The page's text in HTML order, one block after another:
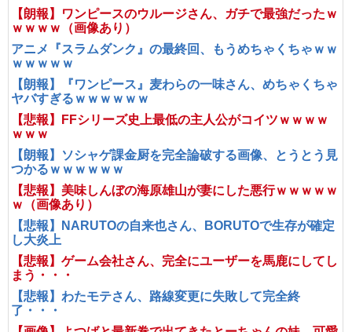
【朗報】ワンピースのウルージさん、ガチで最強だったｗ
ｗｗｗｗ（画像あり）
アニメ『スラムダンク』の最終回、もうめちゃくちゃｗｗ
ｗｗｗｗｗ
【朗報】『ワンピース』麦わらの一味さん、めちゃくちゃ
ヤバすぎるｗｗｗｗｗｗ
【悲報】FFシリーズ史上最低の主人公がコイツｗｗｗｗ
ｗｗｗ
【朗報】ソシャゲ課金厨を完全論破する画像、とうとう見
つかるｗｗｗｗｗｗ
【悲報】美味しんぼの海原雄山が妻にした悪行ｗｗｗｗｗ
ｗ（画像あり）
【悲報】NARUTOの自来也さん、BORUTOで生存が確定
し大炎上
【悲報】ゲーム会社さん、完全にユーザーを馬鹿にしてし
まう・・・
【悲報】わたモテさん、路線変更に失敗して完全終
了・・・